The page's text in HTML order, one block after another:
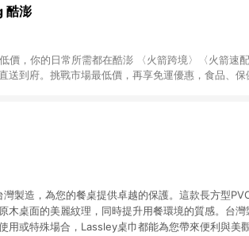
酷澎
價，你的日常所需都在酷澎 〈火箭跨境〉〈火箭速
送到府。挑戰市場最低價，再享免運優惠，食品、保
製造，為您的餐桌提供卓越的保護。這款長方型
木桌面的美麗紋理，同時提升用餐環境的質感。台
用或特殊場合，Lassley桌巾都能為您帶來便利與美觀